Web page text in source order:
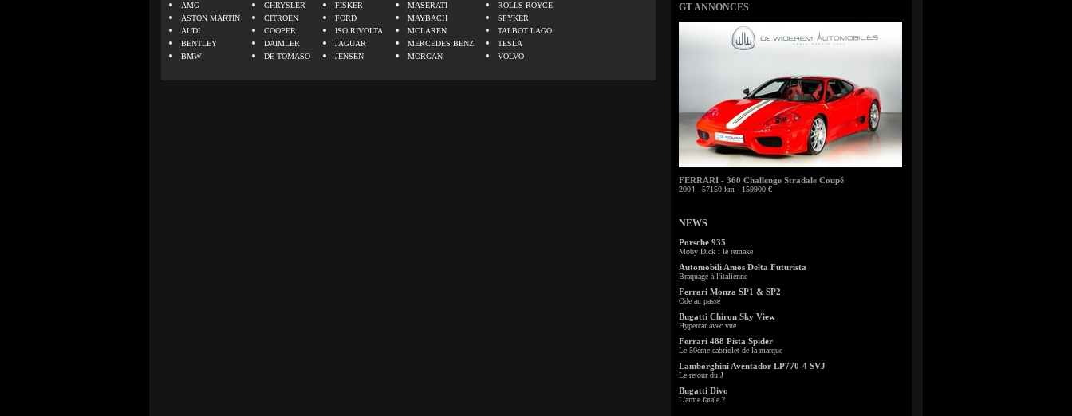
AMG
ASTON MARTIN
AUDI
BENTLEY
BMW
CHRYSLER
CITROEN
COOPER
DAIMLER
DE TOMASO
FISKER
FORD
ISO RIVOLTA
JAGUAR
JENSEN
MASERATI
MAYBACH
MCLAREN
MERCEDES BENZ
MORGAN
ROLLS ROYCE
SPYKER
TALBOT LAGO
TESLA
VOLVO
GT ANNONCES
FERRARI - 360 Challenge Stradale Coupé
2004 - 57150 km - 159900 €
NEWS
Porsche 935
Moby Dick : le remake
Automobili Amos Delta Futurista
Braquage à l'italienne
Ferrari Monza SP1 & SP2
Ode au passé
Bugatti Chiron Sky View
Hypercar avec vue
Ferrari 488 Pista Spider
Le 50ème cabriolet de la marque
Lamborghini Aventador LP770-4 SVJ
Le retour du J
Bugatti Divo
L'arme fatale ?